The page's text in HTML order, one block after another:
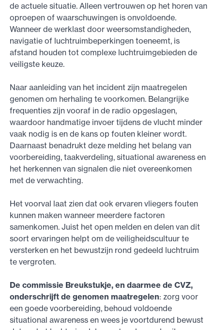
de actuele situatie. Alleen vertrouwen op het horen van
oproepen of waarschuwingen is onvoldoende.
Wanneer de werklast door weersomstandigheden,
navigatie of luchtruimbeperkingen toeneemt, is
afstand houden tot complexe luchtruimgebieden de
veiligste keuze.
Naar aanleiding van het incident zijn maatregelen
genomen om herhaling te voorkomen. Belangrijke
frequenties zijn vooraf in de radio opgeslagen,
waardoor handmatige invoer tijdens de vlucht minder
vaak nodig is en de kans op fouten kleiner wordt.
Daarnaast benadrukt deze melding het belang van
voorbereiding, taakverdeling, situational awareness en
het herkennen van signalen die niet overeenkomen
met de verwachting.
Het voorval laat zien dat ook ervaren vliegers fouten
kunnen maken wanneer meerdere factoren
samenkomen. Juist het open melden en delen van dit
soort ervaringen helpt om de veiligheidscultuur te
versterken en het bewustzijn rond gedeeld luchtruim
te vergroten.
De commissie Breukstukje, en daarmee de CVZ,
onderschrijft de genomen maatregelen: zorg voor
een goede voorbereiding, behoud voldoende
situational awareness en wees je voortdurend bewust